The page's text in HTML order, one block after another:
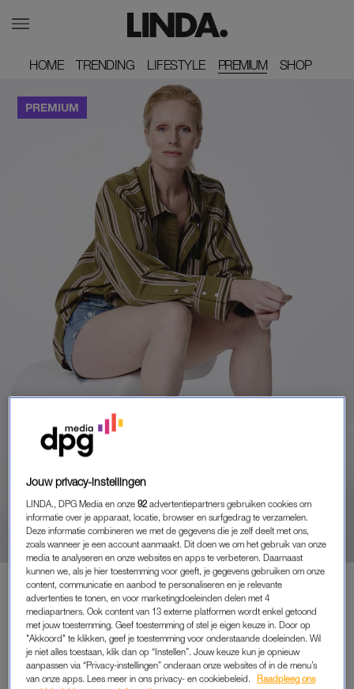
HOME
HOME TRENDING
TRENDING LIFESTYLE
LIFESTYLE PREMIUM SHOP
SHOP
PORTRETTEN
‘VISAGISTEN ZIJN LYRISCH
OVER MIJN WITTE WIMPERS,
WITTE WENKBRAUWEN EN
LICHTE TEINT’
PREMIUM
LEES VERDER MET
PREMIUM
Jouw privacy-instellingen
LINDA., DPG Media en onze92 advertentiepartners gebruiken cookies om
informatie over je apparaat, locatie, browser en surfgedrag te verzamelen.
Deze informatie combineren we met de gegevens die je zelf deelt met ons,
zoals wanneer je een account aanmaakt. Dit doen we om het gebruik van onze
media te analyseren en onze websites en apps te verbeteren. Daarnaast
kunnen we, als je hier toestemming voor geeft, je gegevens gebruiken om onze
content, communicatie en aanbod te personaliseren en je relevante
advertenties te tonen, en voor marketingdoeleinden delen met 4
mediapartners. Ook content van 13 externe platformen wordt enkel getoond
met jouw toestemming. Geef toestemming of stel je eigen keuze in. Door op
"Akkoord" te klikken, geef je toestemming voor onderstaande doeleinden. Wil
je niet alles toestaan, klik dan op “Instellen”. Jouw keuze kun je opnieuw
aanpassen via “Privacy-instellingen” onderaan onze websites of in de menu’s
van onze apps. Lees meer in ons privacy- en cookiebeleid.
Raadpleeg ons